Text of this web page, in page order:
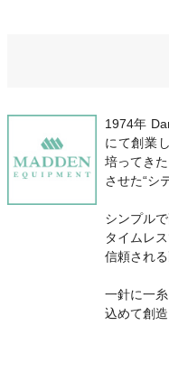
1974年
にて創業
培ってき
させた“シ
シンプル
タイムレ
信頼され
一針に一
込めて創造